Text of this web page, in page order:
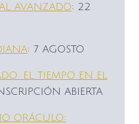
AVANZADO: 22
: 7 AGOSTO
EL TIEMPO EN EL
ABIERTA
ORÁCULO: